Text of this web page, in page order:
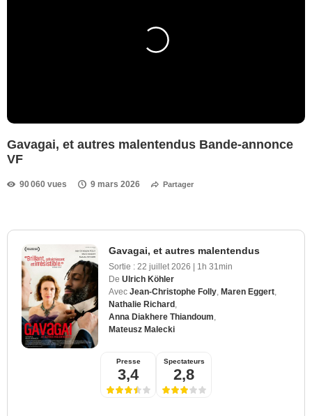
Gavagai, et autres malentendus Bande-annonce
VF
90 060 vues 9 mars 2026 Partager
Gavagai, et autres malentendus
Sortie : 22 juillet 2026 | 1h 31min
De Ulrich Köhler
Avec Jean-Christophe Folly Maren Eggert
Nathalie Richard
Anna Diakhere Thiandoum
Mateusz Malecki
Presse
3,4
Spectateurs
2,8